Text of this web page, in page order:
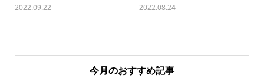
2022.09.22 2022.08.24
今月のおすすめ記事